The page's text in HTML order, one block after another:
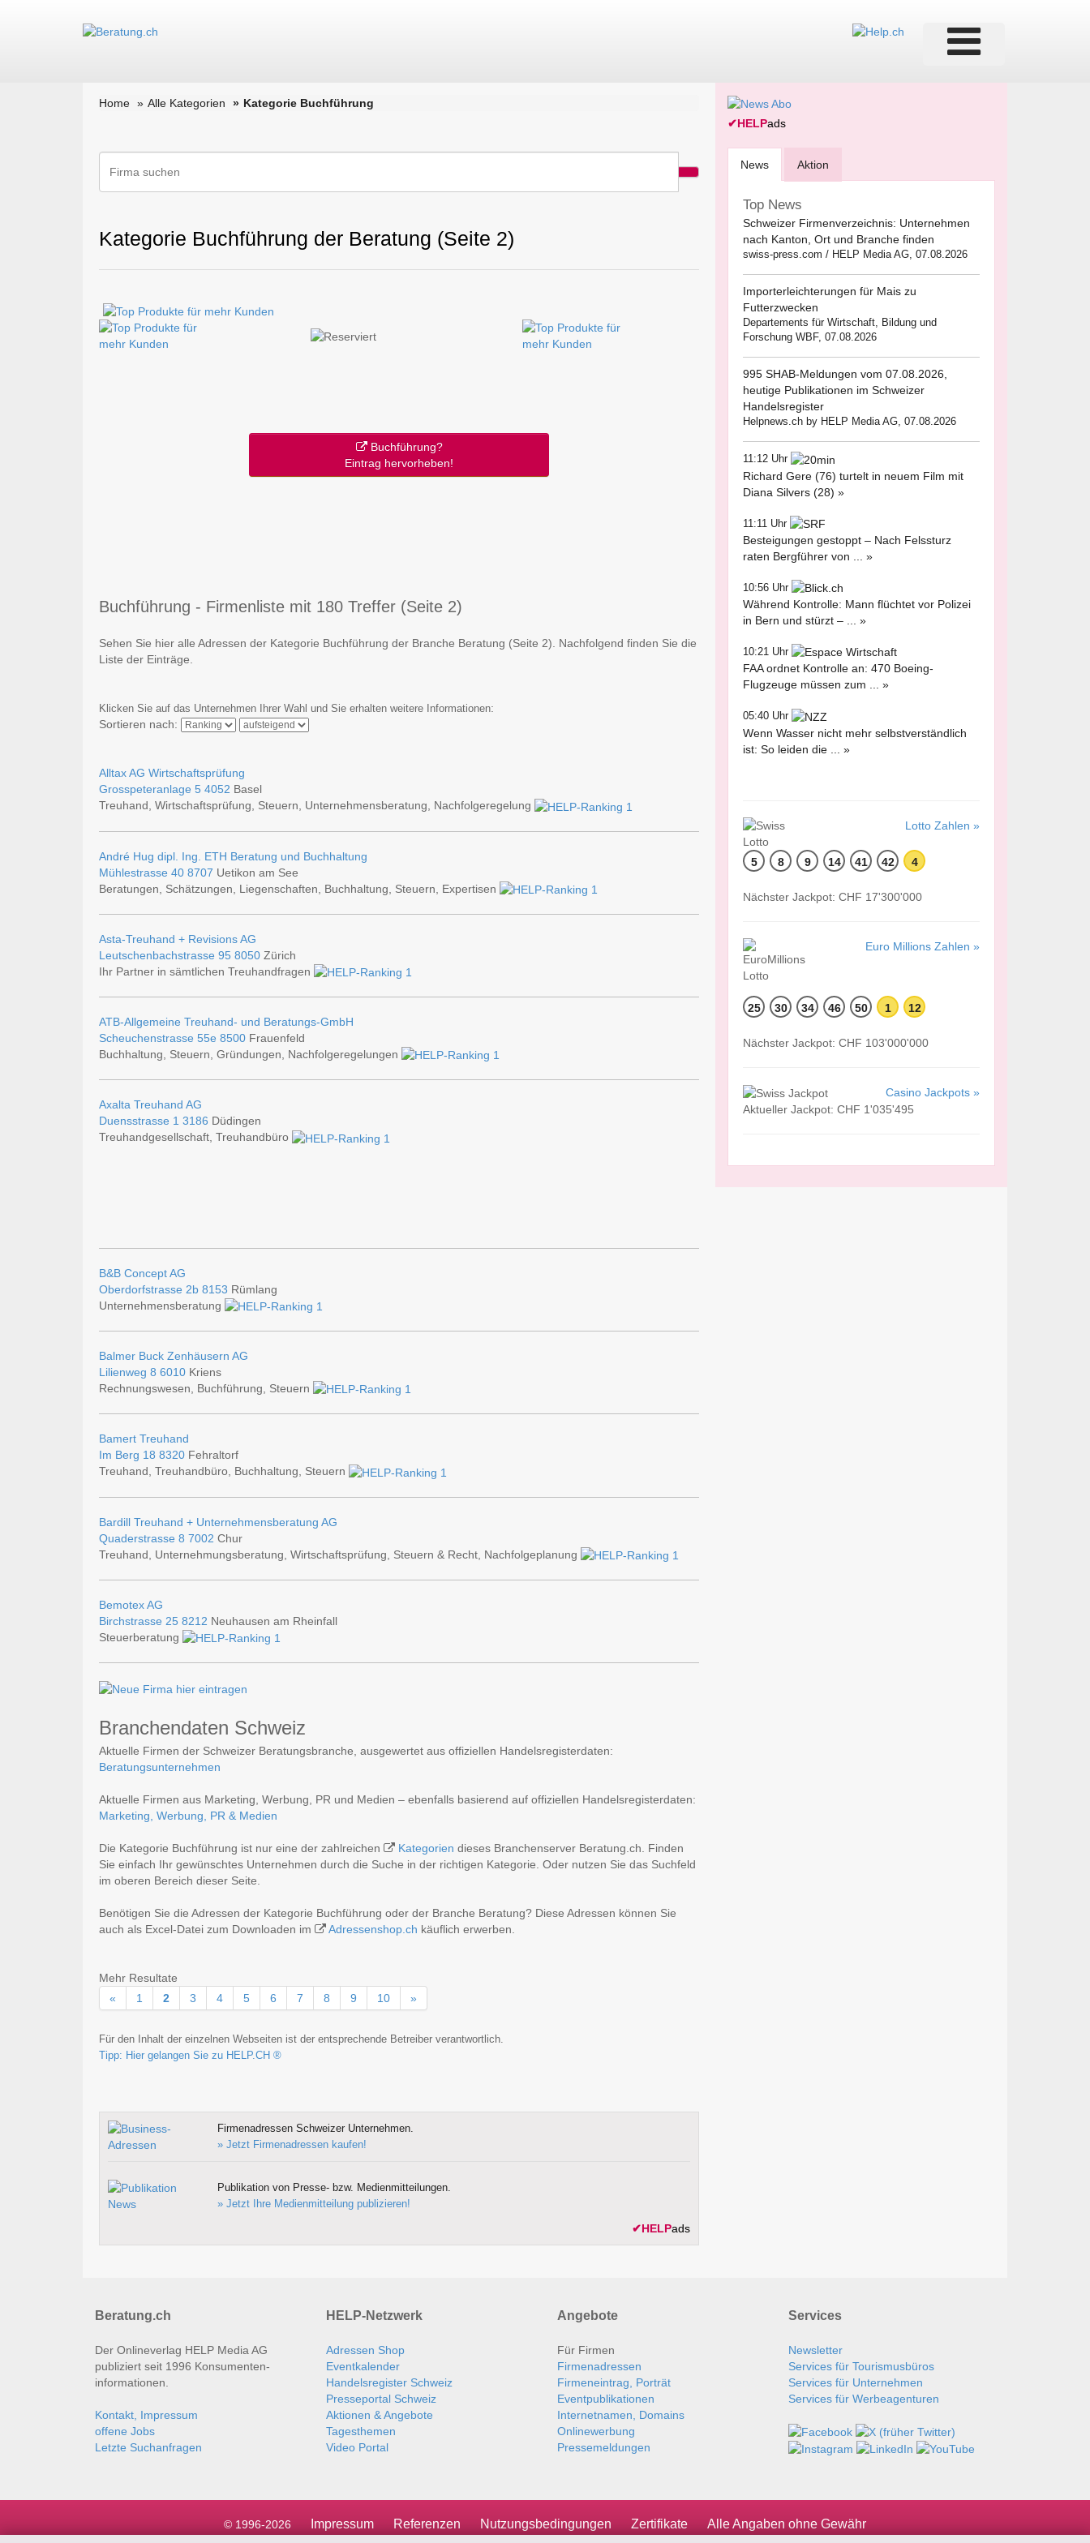
Home Alle Kategorien Kategorie Buchführung
Kategorie Buchführung der Beratung (Seite 2)
Buchführung?
Eintrag hervorheben!
Buchführung - Firmenliste mit 180 Treffer (Seite 2)
Sehen Sie hier alle Adressen der Kategorie Buchführung der Branche Beratung (Seite 2). Nachfolgend finden Sie die
Liste der Einträge.
Klicken Sie auf das Unternehmen Ihrer Wahl und Sie erhalten weitere Informationen:
Sortieren nach:
Alltax AG Wirtschaftsprüfung
Grosspeteranlage 5 4052 Basel
Treuhand, Wirtschaftsprüfung, Steuern, Unternehmensberatung, Nachfolgeregelung
André Hug dipl. Ing. ETH Beratung und Buchhaltung
Mühlestrasse 40 8707 Uetikon am See
Beratungen, Schätzungen, Liegenschaften, Buchhaltung, Steuern, Expertisen
Asta-Treuhand + Revisions AG
Leutschenbachstrasse 95 8050 Zürich
Ihr Partner in sämtlichen Treuhandfragen
ATB-Allgemeine Treuhand- und Beratungs-GmbH
Scheuchenstrasse 55e 8500 Frauenfeld
Buchhaltung, Steuern, Gründungen, Nachfolgeregelungen
Axalta Treuhand AG
Duensstrasse 1 3186 Düdingen
Treuhandgesellschaft, Treuhandbüro
B&B Concept AG
Oberdorfstrasse 2b 8153 Rümlang
Unternehmensberatung
Balmer Buck Zenhäusern AG
Lilienweg 8 6010 Kriens
Rechnungswesen, Buchführung, Steuern
Bamert Treuhand
Im Berg 18 8320 Fehraltorf
Treuhand, Treuhandbüro, Buchhaltung, Steuern
Bardill Treuhand + Unternehmensberatung AG
Quaderstrasse 8 7002 Chur
Treuhand, Unternehmungsberatung, Wirtschaftsprüfung, Steuern & Recht, Nachfolgeplanung
Bemotex AG
Birchstrasse 25 8212 Neuhausen am Rheinfall
Steuerberatung
Branchendaten Schweiz
Aktuelle Firmen der Schweizer Beratungsbranche, ausgewertet aus offiziellen Handelsregisterdaten:
Beratungsunternehmen
Aktuelle Firmen aus Marketing, Werbung, PR und Medien – ebenfalls basierend auf offiziellen Handelsregisterdaten:
Marketing, Werbung, PR & Medien
Die Kategorie Buchführung ist nur eine der zahlreichen Kategorien dieses Branchenserver Beratung.ch. Finden
Sie einfach Ihr gewünschtes Unternehmen durch die Suche in der richtigen Kategorie. Oder nutzen Sie das Suchfeld
im oberen Bereich dieser Seite.
Benötigen Sie die Adressen der Kategorie Buchführung oder der Branche Beratung? Diese Adressen können Sie
auch als Excel-Datei zum Downloaden im
Adressenshop.ch käuflich erwerben.
Mehr Resultate
«
1 2 3 4 5 6 7 8 9 10 »
Für den Inhalt der einzelnen Webseiten ist der entsprechende Betreiber verantwortlich.
Tipp: Hier gelangen Sie zu HELP.CH ®
Firmenadressen Schweizer Unternehmen.
» Jetzt Firmenadressen kaufen!
Publikation von Presse- bzw. Medienmitteilungen.
» Jetzt Ihre Medienmitteilung publizieren!
✔HELPads
✔HELPads
News Aktion
Top News
Schweizer Firmenverzeichnis: Unternehmen
nach Kanton, Ort und Branche finden
swiss-press.com / HELP Media AG, 07.08.2026
Importerleichterungen für Mais zu
Futterzwecken
Departements für Wirtschaft, Bildung und
Forschung WBF, 07.08.2026
995 SHAB-Meldungen vom 07.08.2026,
heutige Publikationen im Schweizer
Handelsregister
Helpnews.ch by HELP Media AG, 07.08.2026
11:12 Uhr
Richard Gere (76) turtelt in neuem Film mit
Diana Silvers (28) »
11:11 Uhr
Besteigungen gestoppt – Nach Felssturz
raten Bergführer von ... »
10:56 Uhr
Während Kontrolle: Mann flüchtet vor Polizei
in Bern und stürzt – ... »
10:21 Uhr
FAA ordnet Kontrolle an: 470 Boeing-
Flugzeuge müssen zum ... »
05:40 Uhr
Wenn Wasser nicht mehr selbstverständlich
ist: So leiden die ... »
Lotto Zahlen »
5 8 9 14 41 42 4
Nächster Jackpot: CHF 17'300'000
Euro Millions Zahlen »
25 30 34 46 50 1 12
Nächster Jackpot: CHF 103'000'000
Casino Jackpots »
Aktueller Jackpot: CHF 1'035'495
Beratung.ch
Der Onlineverlag HELP Media AG
publiziert seit 1996 Konsumenten­
informationen.
Kontakt, Impressum
offene Jobs
Letzte Suchanfragen
HELP-Netzwerk
Adressen Shop
Eventkalender
Handelsregister Schweiz
Presseportal Schweiz
Aktionen & Angebote
Tagesthemen
Video Portal
Angebote
Für Firmen
Firmenadressen
Firmeneintrag, Porträt
Eventpublikationen
Internetnamen, Domains
Onlinewerbung
Pressemeldungen
Services
Newsletter
Services für Tourismusbüros
Services für Unternehmen
Services für Werbeagenturen
© 1996-2026 Impressum Referenzen Nutzungsbedingungen Zertifikate Alle Angaben ohne Gewähr